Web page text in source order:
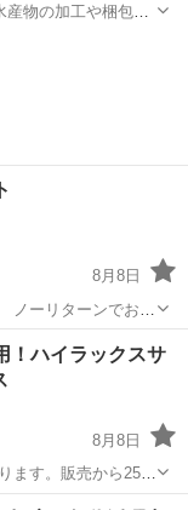
物の加工や梱包》
8月8日
ノーリターンでお願
セット
ハイラックスサ
8月8日
ます。販売から25年
いて新品のキーレ